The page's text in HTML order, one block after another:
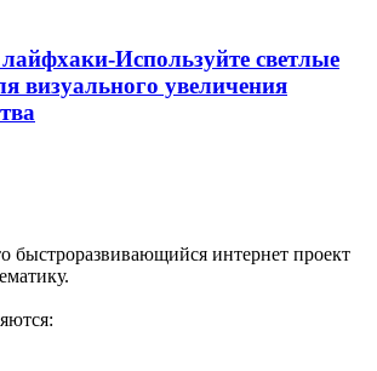
Используйте светлые
визуального увеличения
быстроразвивающийся интернет проект